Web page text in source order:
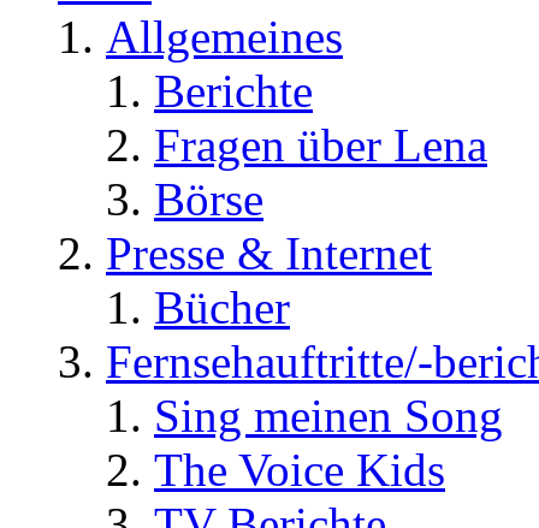
Allgemeines
Berichte
Fragen über Lena
Börse
Presse & Internet
Bücher
Fernsehauftritte/-
Sing meinen Song
The Voice Kids